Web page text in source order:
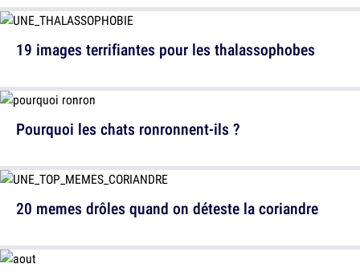
19 images terrifiantes pour les thalassophobes
20 memes drôles quand on déteste la coriandre
Pourquoi les chats ronronnent-ils ?